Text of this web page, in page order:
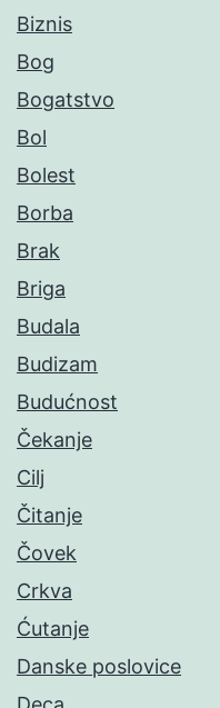
Biznis
Bog
Bogatstvo
Bol
Bolest
Borba
Brak
Briga
Budala
Budizam
Budućnost
Čekanje
Cilj
Čitanje
Čovek
Crkva
Ćutanje
Danske poslovice